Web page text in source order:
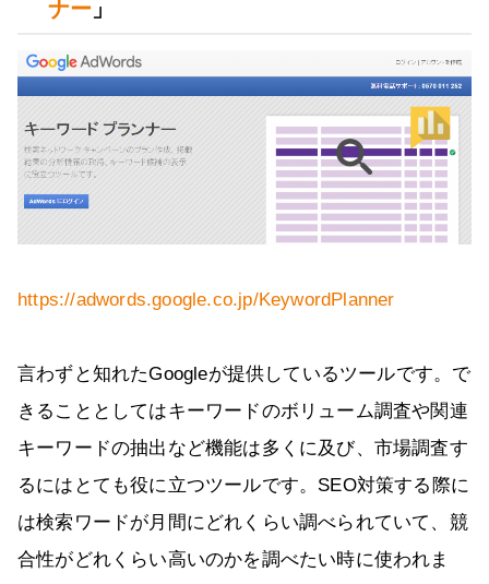
ナー 」
https://adwords.google.co.jp/KeywordPlanner
言わずと知れたGoogleが提供しているツールです。で
きることとしてはキーワードのボリューム調査や関連
キーワードの抽出など機能は多くに及び、市場調査す
るにはとても役に立つツールです。SEO対策する際に
は検索ワードが月間にどれくらい調べられていて、競
合性がどれくらい高いのかを調べたい時に使われま